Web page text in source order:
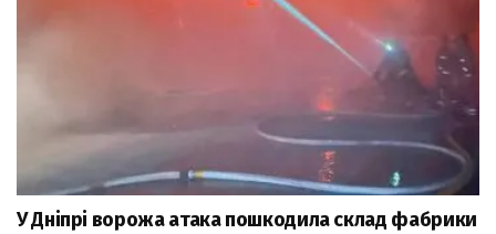
У Дніпрі ворожа атака пошкодила склад фабрики